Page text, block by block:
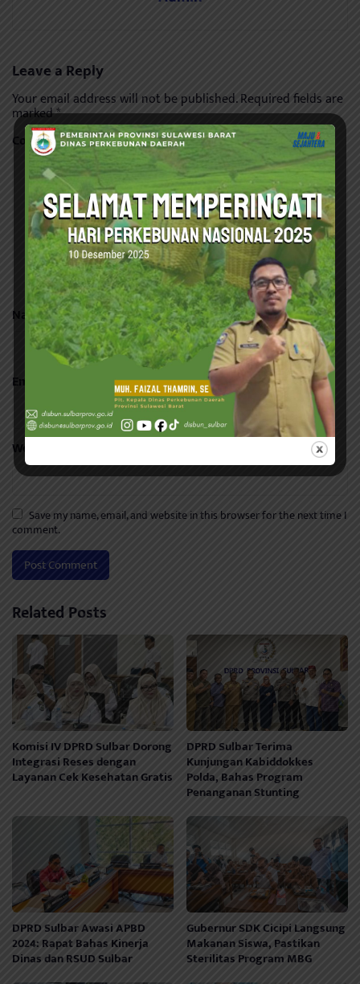
Leave a Reply
Your email address will not be published.Required fields are
marked*
Comment*
Name*
Email
Website
Save my name, email, and website in this browser for the next time I
comment.
Related Posts
Komisi IV DPRD Sulbar Dorong
Integrasi Reses dengan
Layanan Cek Kesehatan Gratis
DPRD Sulbar Terima
Kunjungan Kabiddokkes
Polda, Bahas Program
Penanganan Stunting
DPRD Sulbar Awasi APBD
2024: Rapat Bahas Kinerja
Dinas dan RSUD Sulbar
Gubernur SDK Cicipi Langsung
Makanan Siswa, Pastikan
Sterilitas Program MBG